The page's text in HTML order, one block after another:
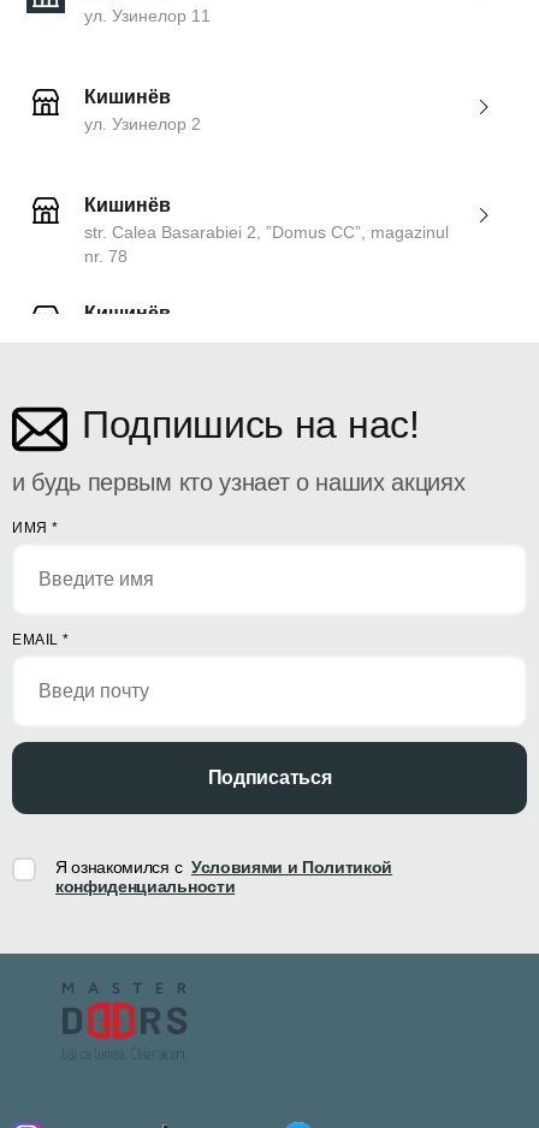
ул. Узинелор 11
Кишинёв
ул. Узинелор 2
Кишинёв
str. Calea Basarabiei 2, ”Domus CC”, magazinul
nr. 78
Кишинёв
Подпишись на нас!
и будь первым кто узнает о наших акциях
ИМЯ *
EMAIL *
Подписаться
Я ознакомился с Условиями и Политикой
конфиденциальности